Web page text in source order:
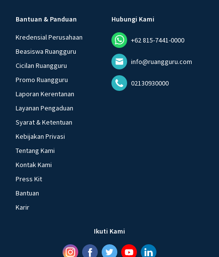
Bantuan & Panduan
Kredensial Perusahaan
Beasiswa Ruangguru
Cicilan Ruangguru
Promo Ruangguru
Laporan Kerentanan
Layanan Pengaduan
Syarat & Ketentuan
Kebijakan Privasi
Tentang Kami
Kontak Kami
Press Kit
Bantuan
Karir
Hubungi Kami
+62 815-7441-0000
info@ruangguru.com
02130930000
Ikuti Kami